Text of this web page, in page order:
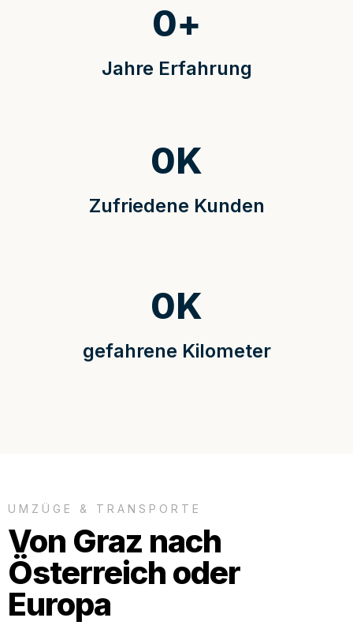
Jahre Erfahrung
0+
Zufriedene Kunden
0K
gefahrene Kilometer
0K
UMZÜGE & TRANSPORTE
Von Graz nach
Österreich oder
Europa